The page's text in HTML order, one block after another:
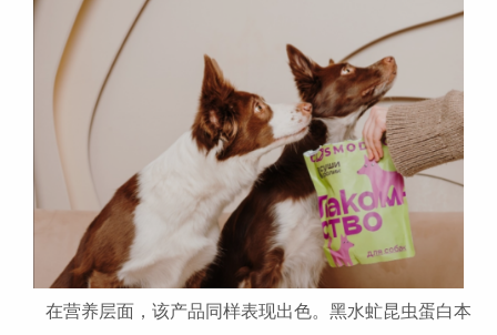
在营养层面，该产品同样表现出色。黑水虻昆虫蛋白本